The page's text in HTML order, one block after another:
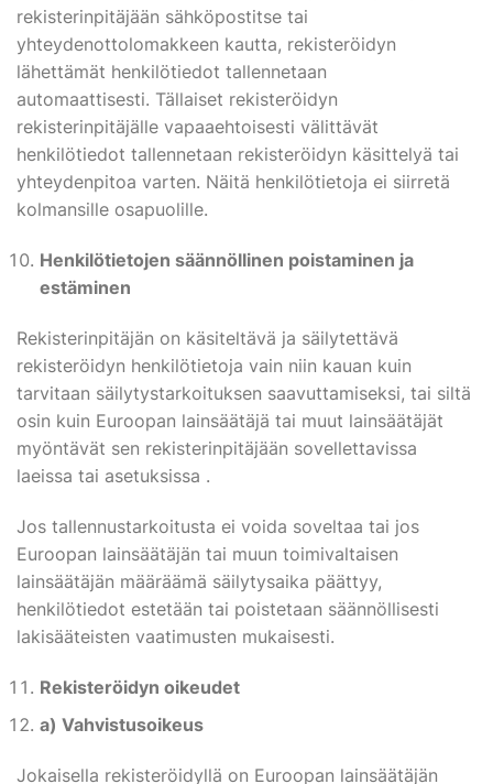
rekisterinpitäjään sähköpostitse tai
yhteydenottolomakkeen kautta, rekisteröidyn
lähettämät henkilötiedot tallennetaan
automaattisesti. Tällaiset rekisteröidyn
rekisterinpitäjälle vapaaehtoisesti välittävät
henkilötiedot tallennetaan rekisteröidyn käsittelyä tai
yhteydenpitoa varten. Näitä henkilötietoja ei siirretä
kolmansille osapuolille.
Henkilötietojen säännöllinen poistaminen ja
estäminen
Rekisterinpitäjän on käsiteltävä ja säilytettävä
rekisteröidyn henkilötietoja vain niin kauan kuin
tarvitaan säilytystarkoituksen saavuttamiseksi, tai siltä
osin kuin Euroopan lainsäätäjä tai muut lainsäätäjät
myöntävät sen rekisterinpitäjään sovellettavissa
laeissa tai asetuksissa .
Jos tallennustarkoitusta ei voida soveltaa tai jos
Euroopan lainsäätäjän tai muun toimivaltaisen
lainsäätäjän määräämä säilytysaika päättyy,
henkilötiedot estetään tai poistetaan säännöllisesti
lakisääteisten vaatimusten mukaisesti.
Rekisteröidyn oikeudet
a) Vahvistusoikeus
Jokaisella rekisteröidyllä on Euroopan lainsäätäjän